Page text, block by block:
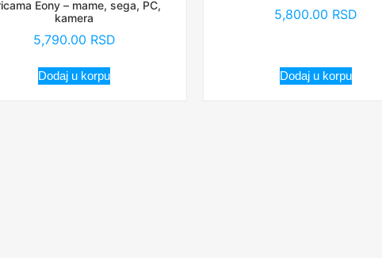
Eony – mame, sega, PC,
kamera
5,790.00 RSD
Dodaj u korpu
5,800.00 RSD
Dodaj u korpu